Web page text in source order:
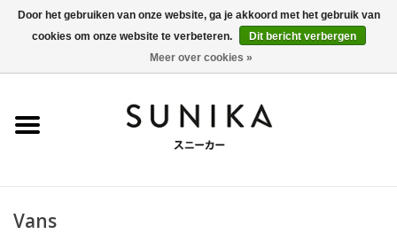
0 Artikelen - €0,00
SALE
Vans
Door het gebruiken van onze website, ga je akkoord met het gebruik van
cookies om onze website te verbeteren.
Dit bericht verbergen
Meer over cookies »